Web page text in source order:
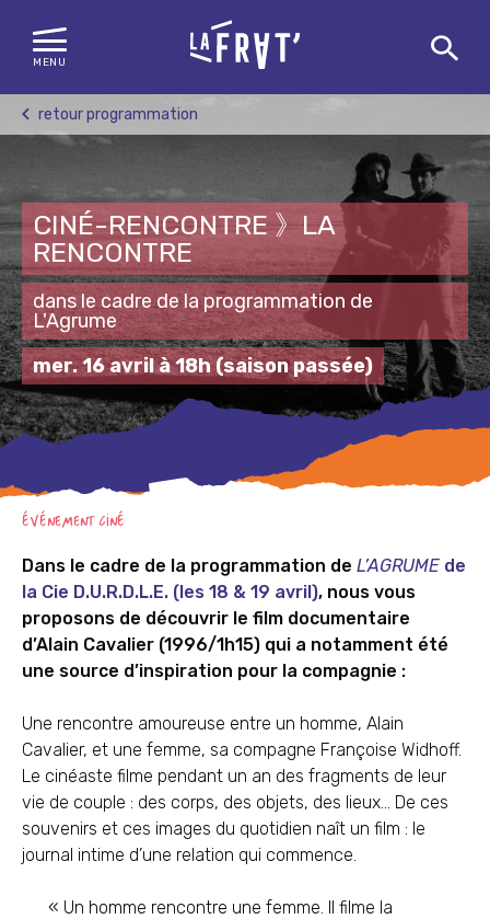
Skip
to
MENU
retour programmation
CINÉ-RENCONTRE 》LA
RENCONTRE
dans le cadre de la programmation de
L'Agrume
mer. 16 avril à 18h(saison passée)
ÉVÉNEMENT CINÉ
Dans le cadre de la programmation de L’AGRUME de
la Cie D.U.R.D.L.E. (les 18 & 19 avril), nous vous
proposons de découvrir le film documentaire
d’Alain Cavalier (1996/1h15) qui a notamment été
une source d’inspiration pour la compagnie :
Une rencontre amoureuse entre un homme, Alain
Cavalier, et une femme, sa compagne Françoise Widhoff.
Le cinéaste filme pendant un an des fragments de leur
vie de couple : des corps, des objets, des lieux… De ces
souvenirs et ces images du quotidien naît un film : le
journal intime d’une relation qui commence.
« Un homme rencontre une femme. Il filme la